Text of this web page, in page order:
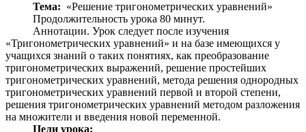
Тема: «Решение тригонометрических уравнений»
Продолжительность урока 80 минут.
Аннотации. Урок следует после изучения
«Тригонометрических уравнений» и на базе имеющихся у
учащихся знаний о таких понятиях, как преобразование
тригонометрических выражений, решение простейших
тригонометрических уравнений, метода решения однородных
тригонометрических уравнений первой и второй степени,
решения тригонометрических уравнений методом разложения
на множители и введения новой переменной.
Цели урока: